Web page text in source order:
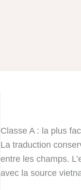
Classe A : la plus
La traduction
entre les champs.
avec la source